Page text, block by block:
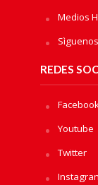
Medios
Sìguenos
REDES
Youtube
Twitter